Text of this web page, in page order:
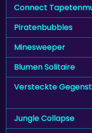
Connect
Piratenbubbles
Minesweeper
Blumen Solitaire
Versteckte
Jungle Collapse